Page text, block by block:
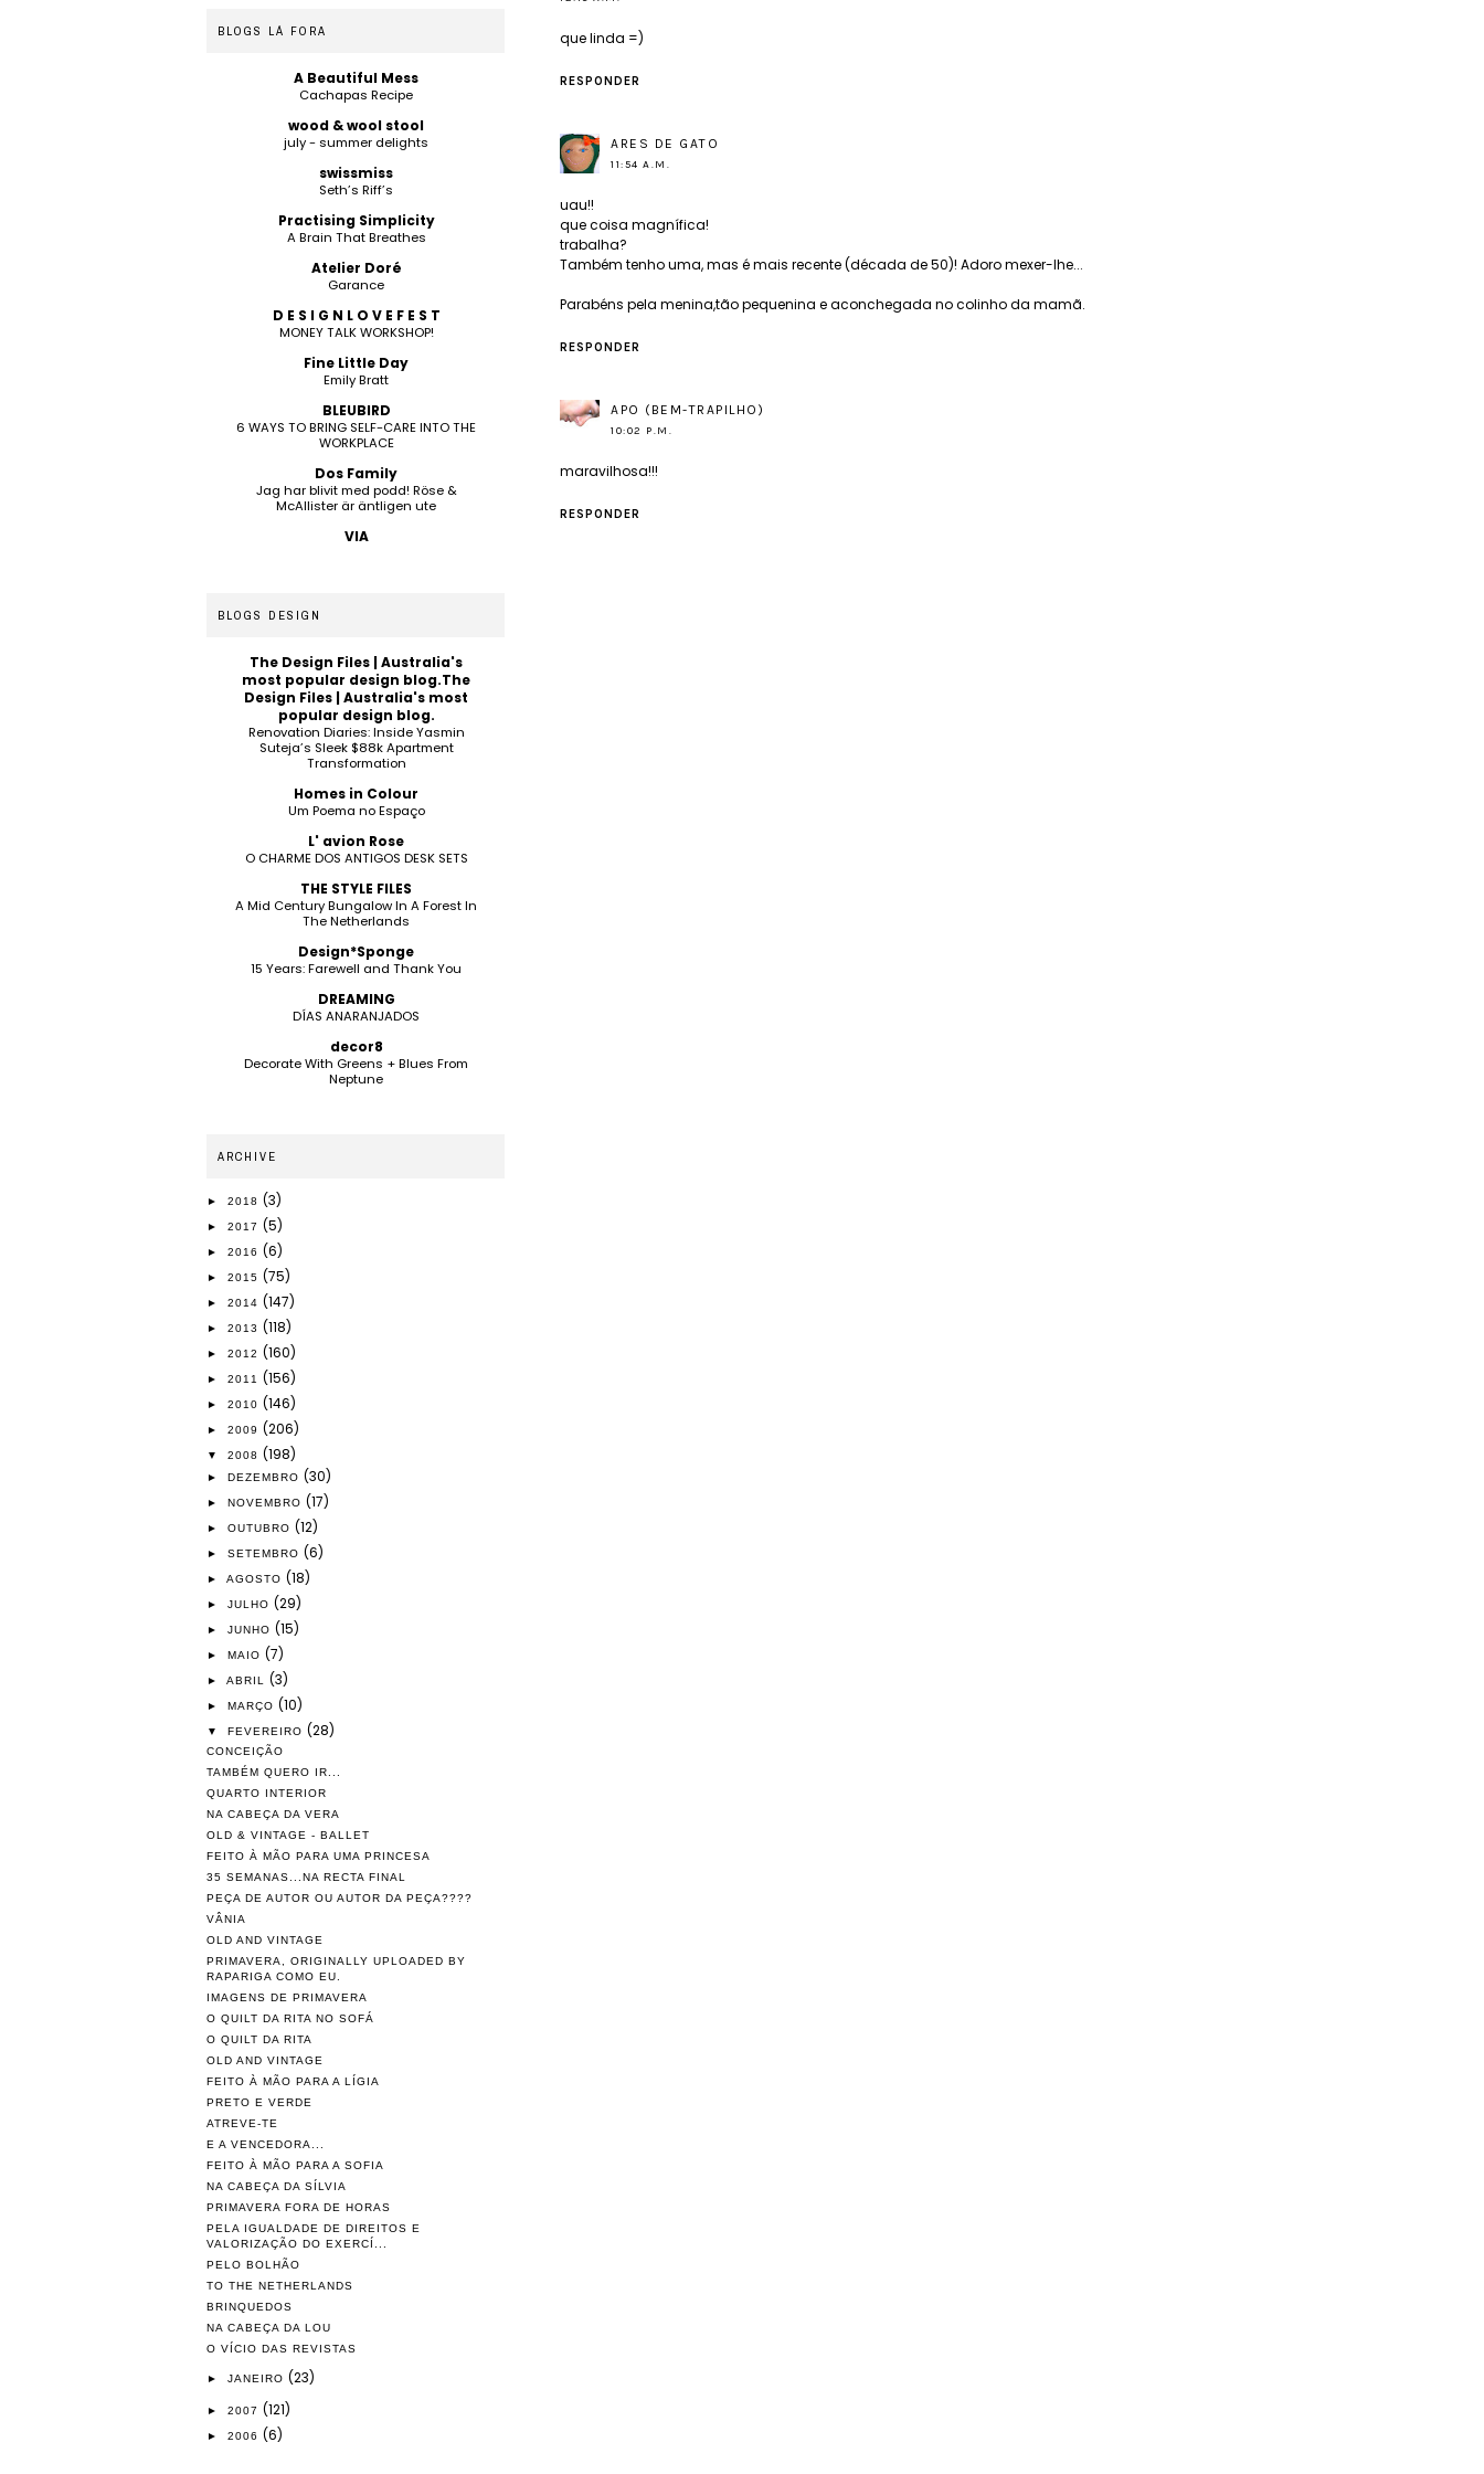
que linda =)
RESPONDER
ARES DE GATO
11:54 A.M.
uau!!
que coisa magnífica!
trabalha?
Também tenho uma, mas é mais recente (década de 50)! Adoro mexer-lhe...
Parabéns pela menina,tão pequenina e aconchegada no colinho da mamã.
RESPONDER
APO (BEM-TRAPILHO)
10:02 P.M.
maravilhosa!!!
RESPONDER
BLOGS LÁ FORA
A Beautiful Mess
Cachapas Recipe
wood & wool stool
july - summer delights
swissmiss
Seth’s Riff’s
Practising Simplicity
A Brain That Breathes
Atelier Doré
Garance
D E S I G N L O V E F E S T
MONEY TALK WORKSHOP!
Fine Little Day
Emily Bratt
BLEUBIRD
6 WAYS TO BRING SELF-CARE INTO THE
WORKPLACE
Dos Family
Jag har blivit med podd! Röse &
McAllister är äntligen ute
VIA
BLOGS DESIGN
The Design Files | Australia's
most popular design blog.The
Design Files | Australia's most
popular design blog.
Renovation Diaries: Inside Yasmin
Suteja’s Sleek $88k Apartment
Transformation
Homes in Colour
Um Poema no Espaço
L' avion Rose
O CHARME DOS ANTIGOS DESK SETS
THE STYLE FILES
A Mid Century Bungalow In A Forest In
The Netherlands
Design*Sponge
15 Years: Farewell and Thank You
DREAMING
DÍAS ANARANJADOS
decor8
Decorate With Greens + Blues From
Neptune
ARCHIVE
► 2018 (3)
► 2017 (5)
► 2016 (6)
► 2015 (75)
► 2014 (147)
► 2013 (118)
► 2012 (160)
► 2011 (156)
► 2010 (146)
► 2009 (206)
▼ 2008 (198)
► DEZEMBRO (30)
► NOVEMBRO (17)
► OUTUBRO (12)
► SETEMBRO (6)
► AGOSTO (18)
► JULHO (29)
► JUNHO (15)
► MAIO (7)
► ABRIL (3)
► MARÇO (10)
▼ FEVEREIRO (28)
CONCEIÇÃO
TAMBÉM QUERO IR...
QUARTO INTERIOR
NA CABEÇA DA VERA
OLD & VINTAGE - BALLET
FEITO À MÃO PARA UMA PRINCESA
35 SEMANAS...NA RECTA FINAL
PEÇA DE AUTOR OU AUTOR DA PEÇA????
VÂNIA
OLD AND VINTAGE
PRIMAVERA, ORIGINALLY UPLOADED BY
RAPARIGA COMO EU.
IMAGENS DE PRIMAVERA
O QUILT DA RITA NO SOFÁ
O QUILT DA RITA
OLD AND VINTAGE
FEITO À MÃO PARA A LÍGIA
PRETO E VERDE
ATREVE-TE
E A VENCEDORA...
FEITO À MÃO PARA A SOFIA
NA CABEÇA DA SÍLVIA
PRIMAVERA FORA DE HORAS
PELA IGUALDADE DE DIREITOS E
VALORIZAÇÃO DO EXERCÍ...
PELO BOLHÃO
TO THE NETHERLANDS
BRINQUEDOS
NA CABEÇA DA LOU
O VÍCIO DAS REVISTAS
► JANEIRO (23)
► 2007 (121)
► 2006 (6)